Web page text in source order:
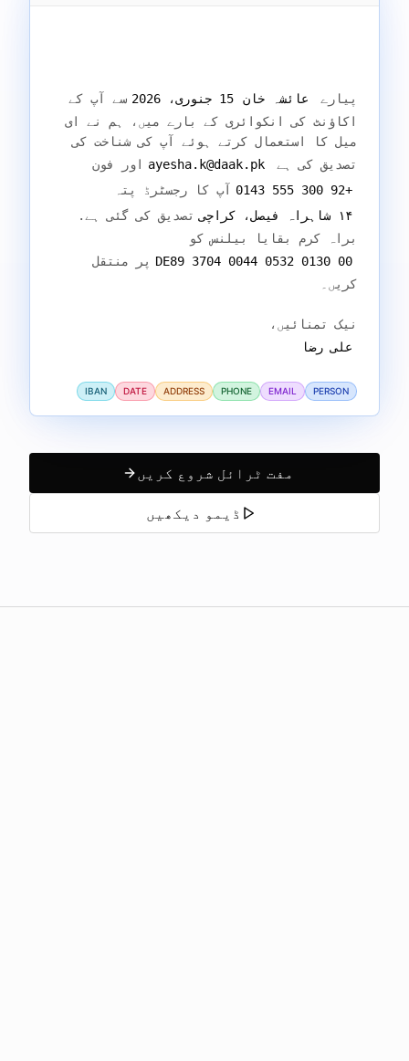
پیارے عائشہ خان 15 جنوری، 2026
میل کا استعمال کرتے ہوئے آپ کی شناخت کی
تصدیق کی ہے
ayesha.k@daak.pk اور فون
+92 300 555 0143
آپ کا رجسٹرڈ پتہ
۱۴ شاہراہ فیصل، کراچی
براہ کرم بقایا بیلنس کو
DE89 3704 0044 0532 0130 00
نیک تمنائیں،
علی رضا
PERSON
EMAIL
PHONE
ADDRESS
DATE
IBAN
مفت ٹرائل شروع کریں
ڈیمو دیکھیں